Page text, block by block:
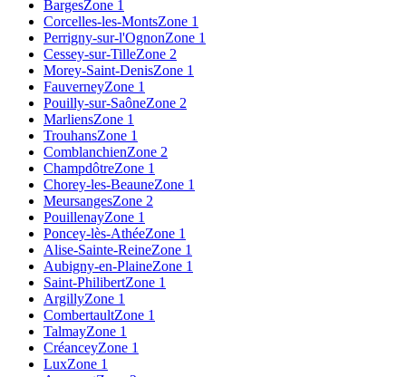
BargesZone 1
Corcelles-les-MontsZone 1
Perrigny-sur-l'OgnonZone 1
Cessey-sur-TilleZone 2
Morey-Saint-DenisZone 1
FauverneyZone 1
Pouilly-sur-SaôneZone 2
MarliensZone 1
TrouhansZone 1
ComblanchienZone 2
ChampdôtreZone 1
Chorey-les-BeauneZone 1
MeursangesZone 2
PouillenayZone 1
Poncey-lès-AthéeZone 1
Alise-Sainte-ReineZone 1
Aubigny-en-PlaineZone 1
Saint-PhilibertZone 1
ArgillyZone 1
CombertaultZone 1
TalmayZone 1
CréanceyZone 1
LuxZone 1